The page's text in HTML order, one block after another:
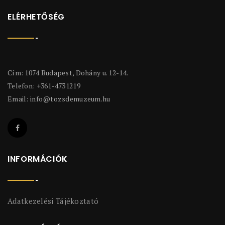
ELÉRHETŐSÉG
Cím: 1074 Budapest, Dohány u. 12-14.
Telefon: +361-4731219
Email: info@tozsdemuzeum.hu
INFORMÁCIÓK
Adatkezelési Tájékoztató